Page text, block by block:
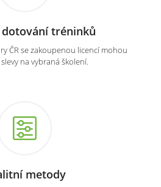
tréninků
ČR se zakoupenou licencí mohou
na vybraná školení.
metody